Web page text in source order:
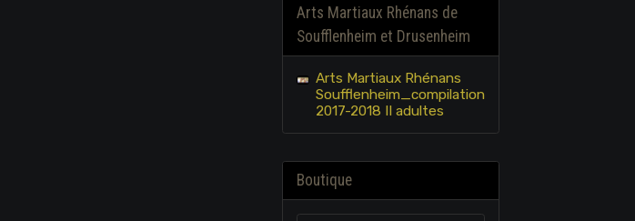
Arts Martiaux Rhénans de
Soufflenheim et Drusenheim
Arts Martiaux Rhénans
Soufflenheim_compilation
2017-2018 II adultes
Boutique